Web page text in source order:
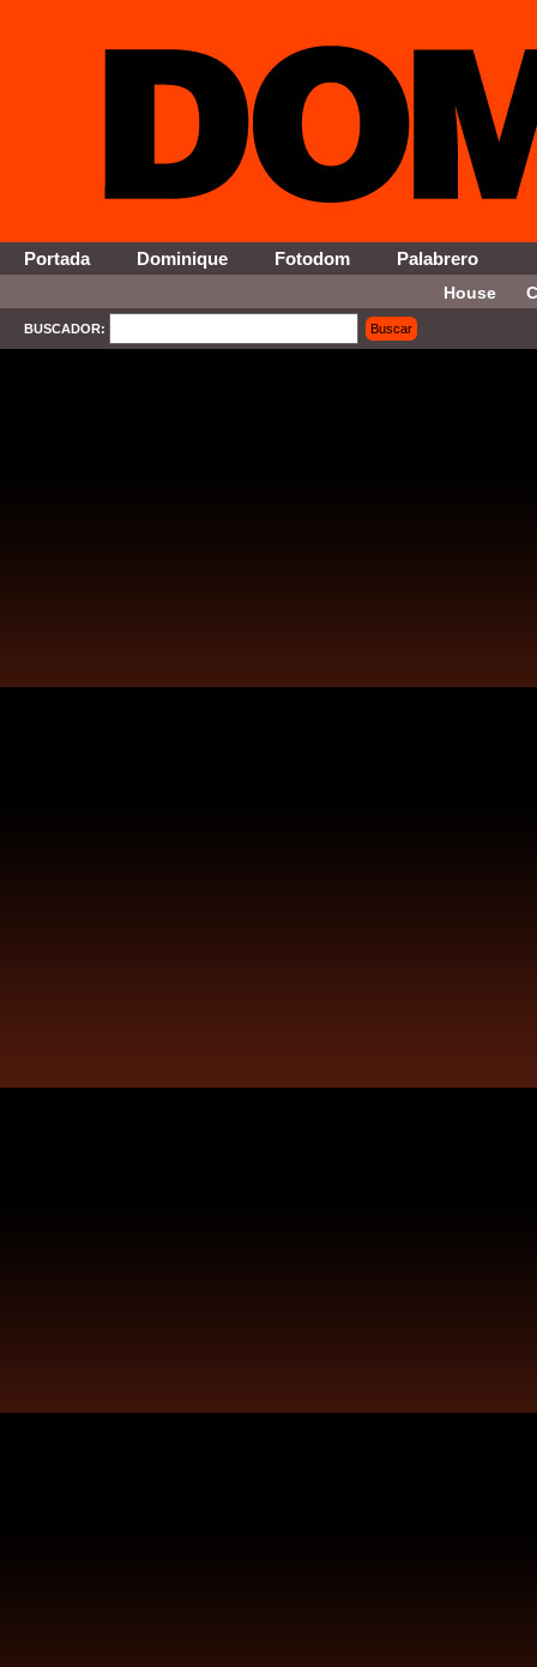
Portada Dominique Fotodom Palabrero
House
BUSCADOR:
Buscar